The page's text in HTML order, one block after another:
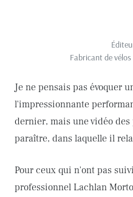
Fabricant de
Je ne pensais pas évoquer
l'impressionnante
dernier, mais une vidéo
paraître, dans laquelle il
Pour ceux qui n'ont pas
professionnel Lachlan